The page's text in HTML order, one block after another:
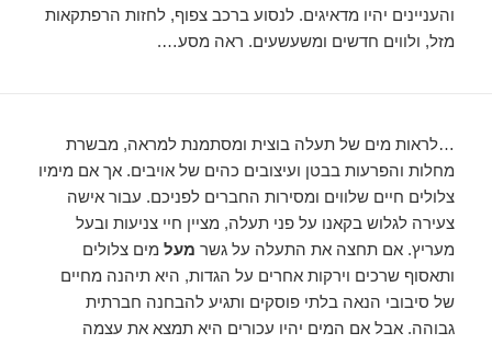
והעניינים יהיו מדאיגים. לנסוע ברכב צפוף, לחזות הרפתקאות
מזל, ולווים חדשים ומשעשעים. ראה מסע….
…לראות מים של תעלה בוצית ומסתמנת למראה, מבשרת
מחלות והפרעות בבטן ועיצובים כהים של אויבים. אך אם מימיו
צלולים חיים שלווים ומסירות החברים לפניכם. עבור אישה
צעירה לגלוש בקאנו על פני תעלה, מציין חיי צניעות ובעל
מעריץ. אם תחצה את התעלה על גשר מעל מים צלולים
ותאסוף שרכים וירקות אחרים על הגדות, היא תיהנה מחיים
של סיבובי הנאה בלתי פוסקים ותגיע להבחנה חברתית
גבוהה. אבל אם המים יהיו עכורים היא תמצא את עצמה